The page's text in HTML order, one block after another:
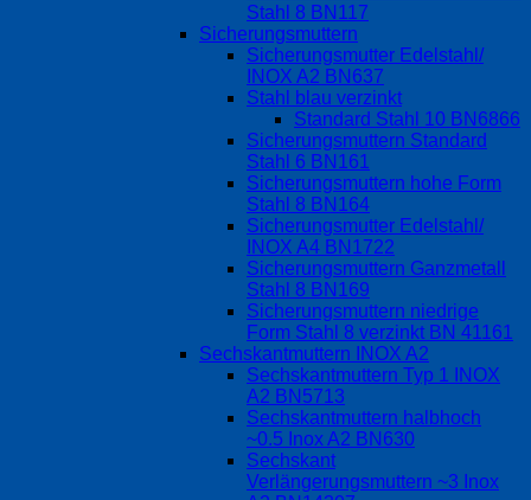
Stahl 8 BN117
Sicherungsmuttern
Sicherungsmutter Edelstahl/
INOX A2 BN637
Stahl blau verzinkt
Standard Stahl 10 BN6866
Sicherungsmuttern Standard
Stahl 6 BN161
Sicherungsmuttern hohe Form
Stahl 8 BN164
Sicherungsmutter Edelstahl/
INOX A4 BN1722
Sicherungsmuttern Ganzmetall
Stahl 8 BN169
Sicherungsmuttern niedrige
Form Stahl 8 verzinkt BN 41161
Sechskantmuttern INOX A2
Sechskantmuttern Typ 1 INOX
A2 BN5713
Sechskantmuttern halbhoch
~0.5 Inox A2 BN630
Sechskant
Verlängerungsmuttern ~3 Inox